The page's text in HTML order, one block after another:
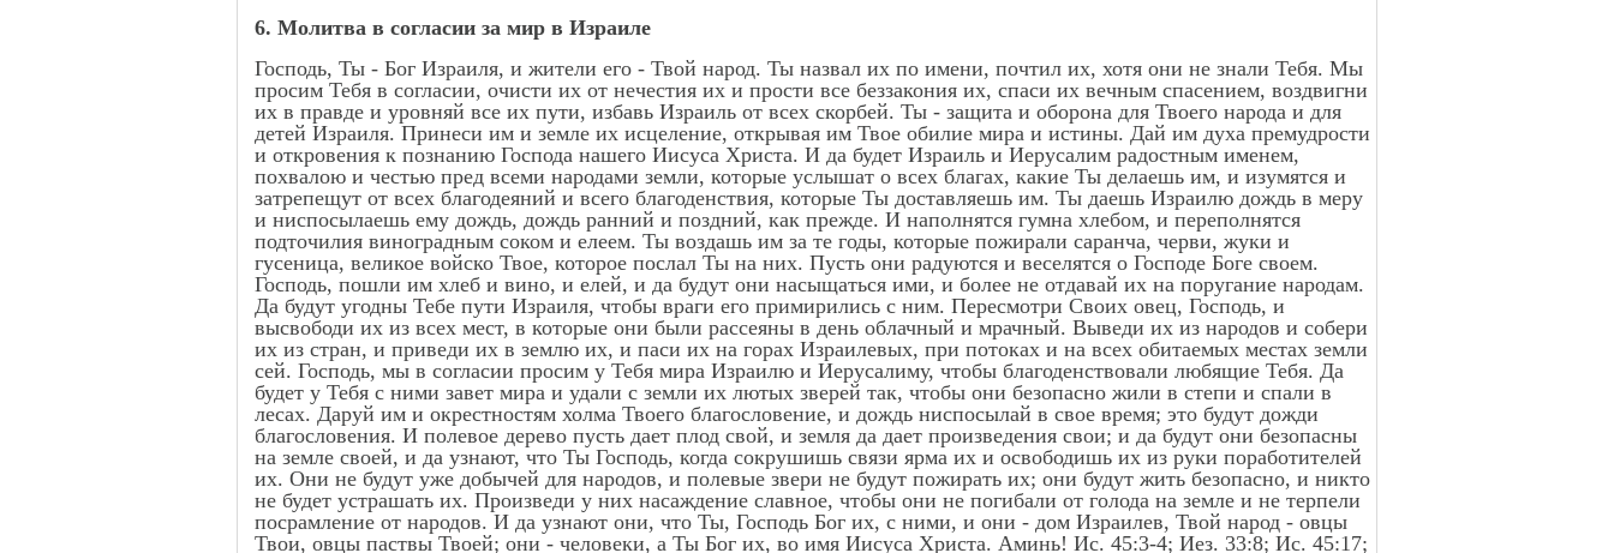
6. Молитва в согласии за мир в Израиле
Господь, Ты - Бог Израиля, и жители его - Твой народ. Ты назвал их по имени, почтил их, хотя они не знали Тебя. Мы
просим Тебя в согласии, очисти их от нечестия их и прости все беззакония их, спаси их вечным спасением, воздвигни
их в правде и уровняй все их пути, избавь Израиль от всех скорбей. Ты - защита и оборона для Твоего народа и для
детей Израиля. Принеси им и земле их исцеление, открывая им Твое обилие мира и истины. Дай им духа премудрости
и откровения к познанию Господа нашего Иисуса Христа. И да будет Израиль и Иерусалим радостным именем,
похвалою и честью пред всеми народами земли, которые услышат о всех благах, какие Ты делаешь им, и изумятся и
затрепещут от всех благодеяний и всего благоденствия, которые Ты доставляешь им. Ты даешь Израилю дождь в меру
и ниспосылаешь ему дождь, дождь ранний и поздний, как прежде. И наполнятся гумна хлебом, и переполнятся
подточилия виноградным соком и елеем. Ты воздашь им за те годы, которые пожирали саранча, черви, жуки и
гусеница, великое войско Твое, которое послал Ты на них. Пусть они радуются и веселятся о Господе Боге своем.
Господь, пошли им хлеб и вино, и елей, и да будут они насыщаться ими, и более не отдавай их на поругание народам.
Да будут угодны Тебе пути Израиля, чтобы враги его примирились с ним. Пересмотри Своих овец, Господь, и
высвободи их из всех мест, в которые они были рассеяны в день облачный и мрачный. Выведи их из народов и собери
их из стран, и приведи их в землю их, и паси их на горах Израилевых, при потоках и на всех обитаемых местах земли
сей. Господь, мы в согласии просим у Тебя мира Израилю и Иерусалиму, чтобы благоденствовали любящие Тебя. Да
будет у Тебя с ними завет мира и удали с земли их лютых зверей так, чтобы они безопасно жили в степи и спали в
лесах. Даруй им и окрестностям холма Твоего благословение, и дождь ниспосылай в свое время; это будут дожди
благословения. И полевое дерево пусть дает плод свой, и земля да дает произведения свои; и да будут они безопасны
на земле своей, и да узнают, что Ты Господь, когда сокрушишь связи ярма их и освободишь их из руки поработителей
их. Они не будут уже добычей для народов, и полевые звери не будут пожирать их; они будут жить безопасно, и никто
не будет устрашать их. Произведи у них насаждение славное, чтобы они не погибали от голода на земле и не терпели
посрамление от народов. И да узнают они, что Ты, Господь Бог их, с ними, и они - дом Израилев, Твой народ - овцы
Твои, овцы паствы Твоей; они - человеки, а Ты Бог их, во имя Иисуса Христа. Аминь! Ис. 45:3-4; Иез. 33:8; Ис. 45:17;